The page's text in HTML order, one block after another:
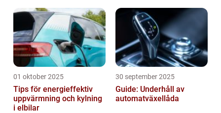
01 oktober 2025
Tips för energieffektiv
uppvärmning och kylning
i elbilar
30 september 2025
Guide: Underhåll av
automatväxellåda